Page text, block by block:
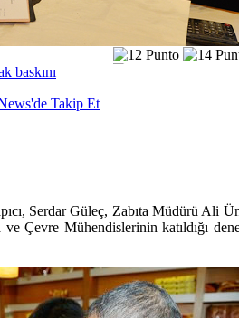
baskını
Serdar Güleç, Zabıta Müdürü Ali
Çevre Mühendislerinin katıldığı